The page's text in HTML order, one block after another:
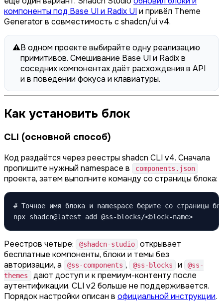
компоненты под Base UI и Radix UIи привёл Theme
Generator в совместимость с shadcn/ui v4.
⚠️В одном проекте выбирайте одну реализацию
примитивов. Смешивание Base UI и Radix в
соседних компонентах даёт расхождения в API
и в поведении фокуса и клавиатуры.
Как установить блок
CLI (основной способ)
Код раздаётся через реестры shadcn CLI v4. Сначала
пропишите нужный namespace в
components.json
проекта, затем выполните команду со страницы блока:
# Точное имя блока и namespace берите со страницы
npx shadcn@latest add @ss-blocks/<block-name>
Реестров четыре: @shadcn-studio
открывает
бесплатные компоненты, блоки и темы без
авторизации, а
@ss-components , @ss-blocks и
@ss-
themes
дают доступ и к премиум-контенту после
аутентификации. CLI v2 больше не поддерживается.
Порядок настройки описан в официальной инструкции.